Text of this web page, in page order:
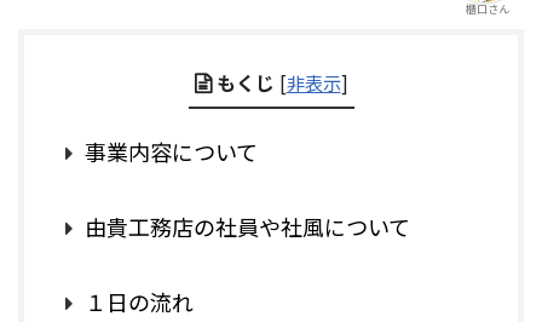
櫃口さん
もくじ [非表示]
事業内容について
由貴工務店の社員や社風について
１日の流れ